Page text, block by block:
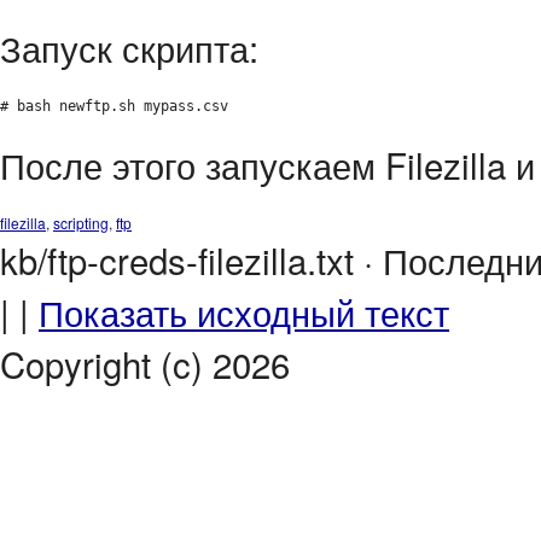
Запуск скрипта:
# bash newftp.sh mypass.csv
После этого запускаем
filezilla, scripting, ftp
kb/ftp-creds-filezilla.txt ·
| | Показать исходный текст
Copyright (c) 2026